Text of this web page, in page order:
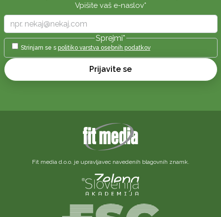
Vpišite vaš e-naslov*
Sprejmi*
Strinjam se s politiko varstva osebnih podatkov
Prijavite se
Fit media d.o.o. je upravljavec navedenih blagovnih znamk.